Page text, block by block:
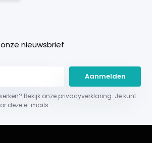
nieuwsbrief
Aanmelden
Bekijk onze privacyverklaring. Je kunt
deze e-mails.